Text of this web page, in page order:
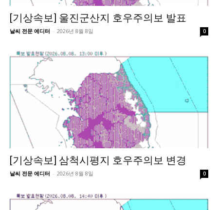
[기상속보] 울진군산지 호우주의보 발표
날씨 전문 에디터 - 2026년 8월 8일 0
[기상속보] 삼척시평지 호우주의보 변경
날씨 전문 에디터 - 2026년 8월 8일 0